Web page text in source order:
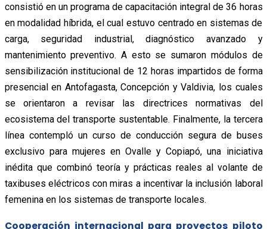
consistió en un programa de capacitación integral de 36 horas
en modalidad híbrida, el cual estuvo centrado en sistemas de
carga, seguridad industrial, diagnóstico avanzado y
mantenimiento preventivo. A esto se sumaron módulos de
sensibilización institucional de 12 horas impartidos de forma
presencial en Antofagasta, Concepción y Valdivia, los cuales
se orientaron a revisar las directrices normativas del
ecosistema del transporte sustentable. Finalmente, la tercera
línea contempló un curso de conducción segura de buses
exclusivo para mujeres en Ovalle y Copiapó, una iniciativa
inédita que combinó teoría y prácticas reales al volante de
taxibuses eléctricos con miras a incentivar la inclusión laboral
femenina en los sistemas de transporte locales.
Cooperación internacional para proyectos piloto